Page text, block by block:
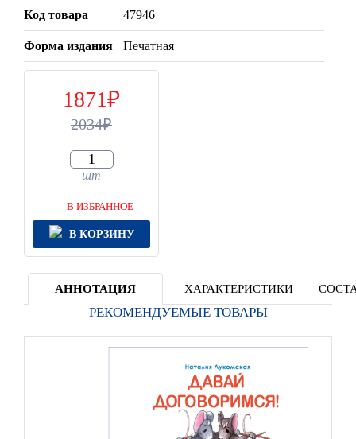
Код товара 47946
Форма издания Печатная
1871
2034
шт
В ИЗБРАННОЕ
В КОРЗИНУ
АННОТАЦИЯ ХАРАКТЕРИСТИКИ
РЕКОМЕНДУЕМЫЕ ТОВАРЫ